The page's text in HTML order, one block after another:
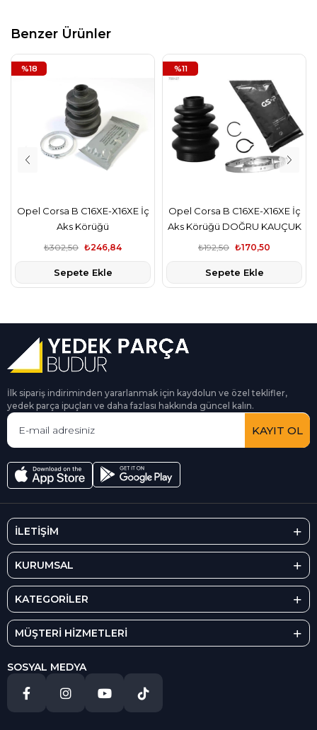
Benzer Ürünler
Opel Corsa B C16XE-X16XE İç
Aks Körüğü
₺246,84
₺302,50
Sepete Ekle
%18
Opel Corsa B C16XE-X16XE İç
Aks Körüğü DOĞRU KAUÇUK
₺170,50
₺192,50
Sepete Ekle
%11
İlk sipariş indiriminden yararlanmak için kaydolun ve özel teklifler,
yedek parça ipuçları ve daha fazlası hakkında güncel kalın.
KAYIT OL
İLETİŞİM
KURUMSAL
KATEGORİLER
MÜŞTERİ HİZMETLERİ
SOSYAL MEDYA